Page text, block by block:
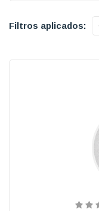
Filtros aplicados: